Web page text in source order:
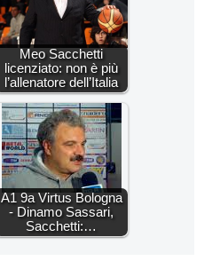
Meo Sacchetti
licenziato: non è più
l’allenatore dell’Italia
A1 9a Virtus Bologna
- Dinamo Sassari,
Sacchetti:…